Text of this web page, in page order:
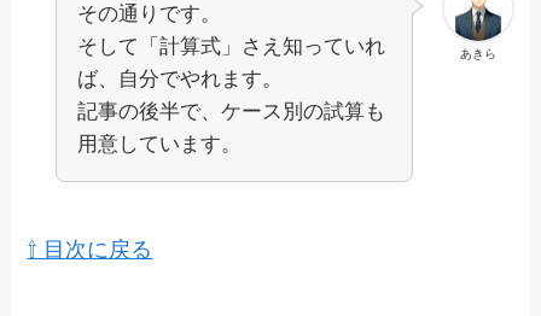
あきら
その通りです。
そして「計算式」さえ知っていれ
ば、自分でやれます。
記事の後半で、ケース別の試算も
用意しています。
⇧ 目次に戻る